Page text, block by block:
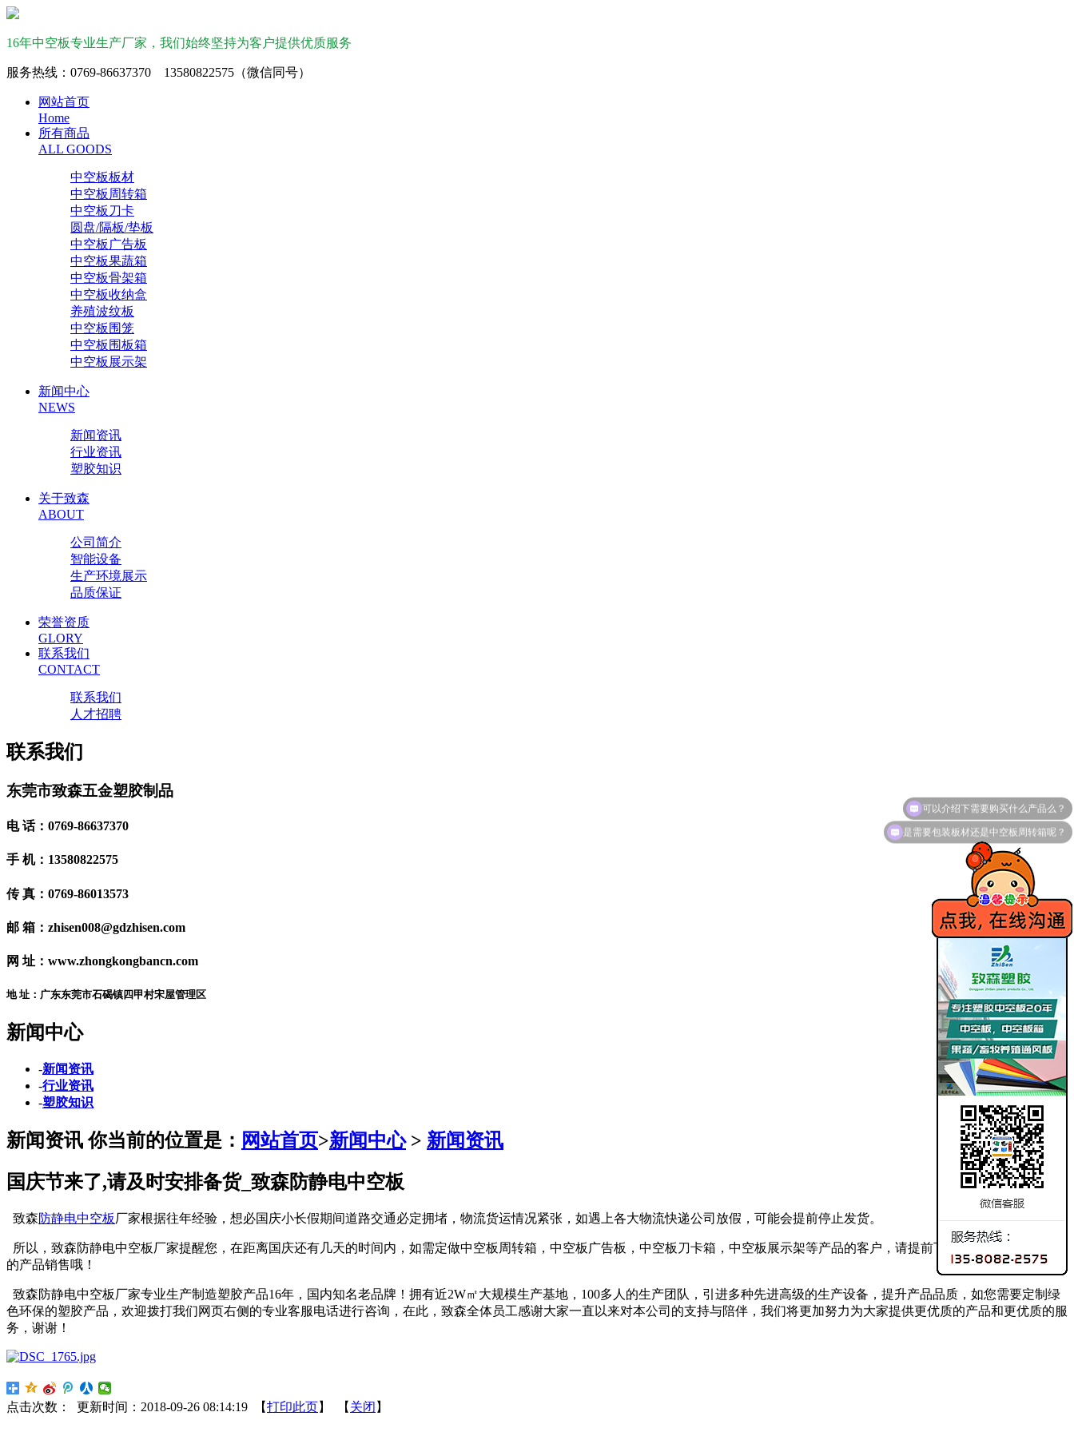
16年中空板专业生产厂家，我们始终坚持为客户提供优质服务
服务热线：0769-86637370 13580822575（微信同号）
网站首页
Home
所有商品
ALL GOODS
中空板板材
中空板周转箱
中空板刀卡
圆盘/隔板/垫板
中空板广告板
中空板果蔬箱
中空板骨架箱
中空板收纳盒
养殖波纹板
中空板围笼
中空板围板箱
中空板展示架
新闻中心
NEWS
新闻资讯
行业资讯
塑胶知识
关于致森
ABOUT
公司简介
智能设备
生产环境展示
品质保证
荣誉资质
GLORY
联系我们
CONTACT
联系我们
人才招聘
联系我们
东莞市致森五金塑胶制品
电 话：0769-86637370
手 机：13580822575
传 真：0769-86013573
邮 箱：zhisen008@gdzhisen.com
网 址：www.zhongkongbancn.com
地 址：广东东莞市石碣镇四甲村宋屋管理区
新闻中心
-新闻资讯
-行业资讯
-塑胶知识
新闻资讯你当前的位置是： 网站首页>新闻中心> 新闻资讯
国庆节来了,请及时安排备货_致森防静电中空板
致森防静电中空板厂家根据往年经验，想必国庆小长假期间道路交通必定拥堵，物流货运情况紧张，如遇上各大物流快递公司放假，可能会提前停止发货。
所以，致森防静电中空板厂家提醒您，在距离国庆还有几天的时间内，如需定做中空板周转箱，中空板广告板，中空板刀卡箱，中空板展示架等产品的客户，请提前下单备货，以免影响您
的产品销售哦！
致森防静电中空板厂家专业生产制造塑胶产品16年，国内知名老品牌！拥有近2W㎡大规模生产基地，100多人的生产团队，引进多种先进高级的生产设备，提升产品品质，如您需要定制绿
色环保的塑胶产品，欢迎拨打我们网页右侧的专业客服电话进行咨询，在此，致森全体员工感谢大家一直以来对本公司的支持与陪伴，我们将更加努力为大家提供更优质的产品和更优质的服
务，谢谢！
点击次数： 更新时间：2018-09-26 08:14:19 【打印此页】 【 关闭 】
是需要包装板材还是中空板周转箱呢？